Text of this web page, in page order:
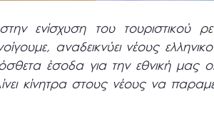
ενίσχυση του τουριστικού
αναδεικνύει νέους
έσοδα για την εθνική μας
κίνητρα στους νέους να